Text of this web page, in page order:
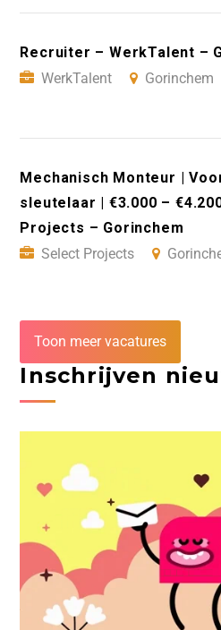
Recruiter – WerkTalent –
WerkTalent
Gorinchem
Mechanisch Monteur |
sleutelaar | €3.000 –
Projects – Gorinchem
Select Projects
Toon meer vacatures
Inschrijven